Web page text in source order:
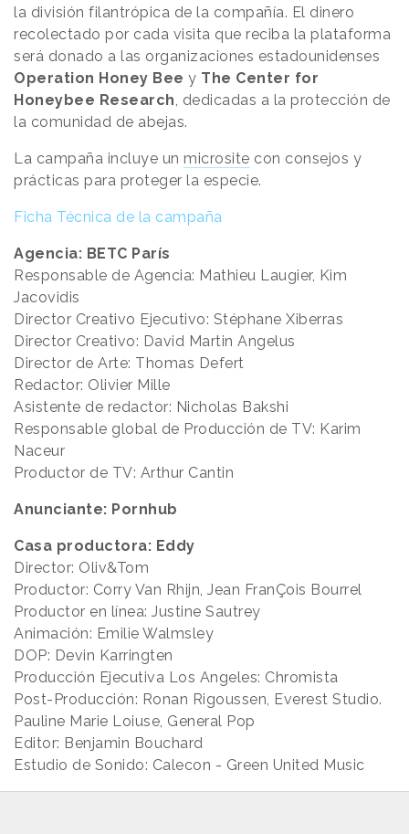
la división filantrópica de la compañía. El dinero
recolectado por cada visita que reciba la plataforma
será donado a las organizaciones estadounidenses
Operation Honey Bee y The Center for
Honeybee Research, dedicadas a la protección de
la comunidad de abejas.
La campaña incluye un microsite con consejos y
prácticas para proteger la especie.
Ficha Técnica de la campaña
Agencia: BETC París
Responsable de Agencia: Mathieu Laugier, Kim
Jacovidis
Director Creativo Ejecutivo: Stéphane Xiberras
Director Creativo: David Martin Angelus
Director de Arte: Thomas Defert
Redactor: Olivier Mille
Asistente de redactor: Nicholas Bakshi
Responsable global de Producción de TV: Karim
Naceur
Productor de TV: Arthur Cantin
Anunciante: Pornhub
Casa productora: Eddy
Director: Oliv&Tom
Productor: Corry Van Rhijn, Jean FranÇois Bourrel
Productor en línea: Justine Sautrey
Animación: Emilie Walmsley
DOP: Devin Karringten
Producción Ejecutiva Los Angeles: Chromista
Post-Producción: Ronan Rigoussen, Everest Studio.
Pauline Marie Loiuse, General Pop
Editor: Benjamin Bouchard
Estudio de Sonido: Calecon - Green United Music